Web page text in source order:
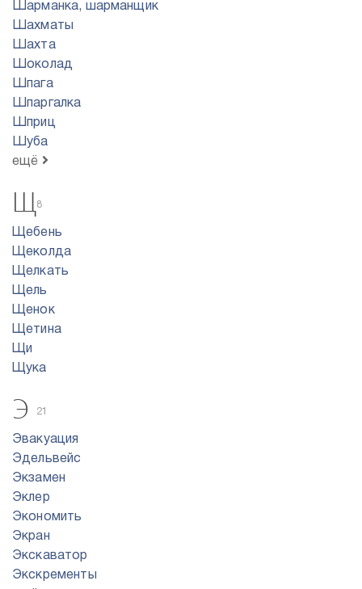
Шарманка, шарманщик
Шахматы
Шахта
Шоколад
Шпага
Шпаргалка
Шприц
Шуба
ещё
Щ8
Щебень
Щеколда
Щелкать
Щель
Щенок
Щетина
Щи
Щука
Э 21
Эвакуация
Эдельвейс
Экзамен
Эклер
Экономить
Экран
Экскаватор
Экскременты